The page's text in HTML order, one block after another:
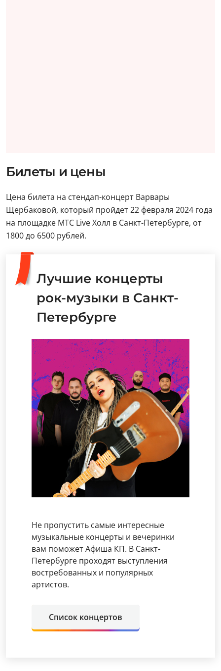
Билеты и цены
Цена билета на стендап-концерт Варвары
Щербаковой, который пройдет 22 февраля 2024 года
на площадке МТС Live Холл в Санкт-Петербурге, от
1800 до 6500 рублей.
Лучшие концерты
рок-музыки в Санкт-
Петербурге
Не пропустить самые интересные
музыкальные концерты и вечеринки
вам поможет Афиша КП. В Санкт-
Петербурге проходят выступления
востребованных и популярных
артистов.
Список концертов